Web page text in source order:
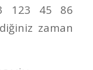
123 45 86
zaman